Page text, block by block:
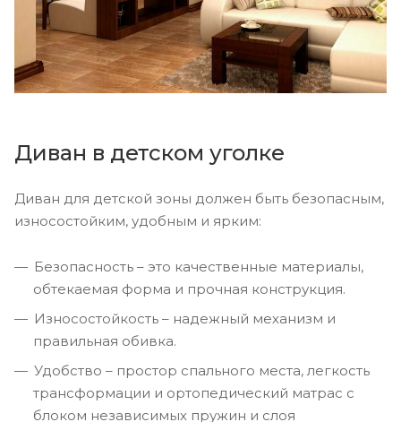
Диван в детском уголке
Диван для детской зоны должен быть безопасным,
износостойким, удобным и ярким:
Безопасность – это качественные материалы,
обтекаемая форма и прочная конструкция.
Износостойкость – надежный механизм и
правильная обивка.
Удобство – простор спального места, легкость
трансформации и ортопедический матрас с
блоком независимых пружин и слоя